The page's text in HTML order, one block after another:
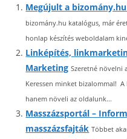
Megújult a
bizomány.hu katalógus, már
honlap készítés weboldalam
Linképítés,
Marketing Szeretné növelni
Keressen minket bizalommal!
hanem növeli az oldalunk...
Masszázsportál –
masszázsfajták Többet